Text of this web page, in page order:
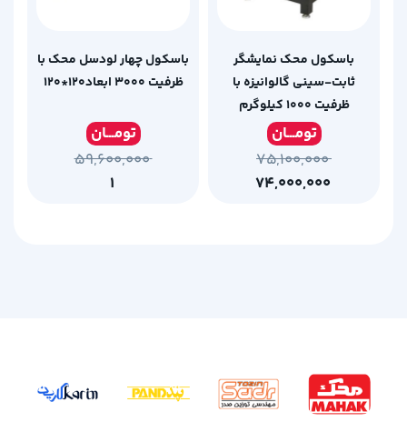
باسکول محک نمایشگر
ثابت-سینی گالوانیزه با
ظرفیت 1000 کیلوگرم
تومـــان
۷۵,۱۰۰,۰۰۰
باسکول چهار لودسل محک با
ظرفیت 3000 ابعاد120*120
تومـــان
۵۹,۶۰۰,۰۰۰